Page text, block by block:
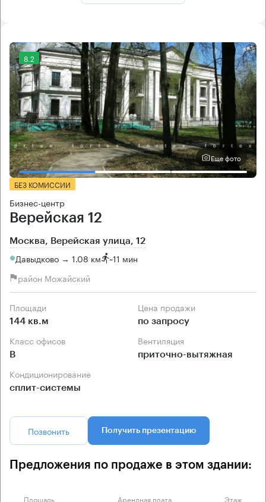
8.2
Еще фото
БЕЗ КОМИССИИ
Бизнес-центр
Верейская 12
Москва, Верейская улица, 12
Давыдково → 1.08 км ~11 мин
район Можайский
Площади
144 кв.м
Цена продажи
по запросу
Класс офисов
B
Вентиляция
приточно-вытяжная
Кондиционирование
сплит-системы
Позвонить Получить презентацию
Предложения по продаже в этом здании:
Площадь Арендная плата Этаж